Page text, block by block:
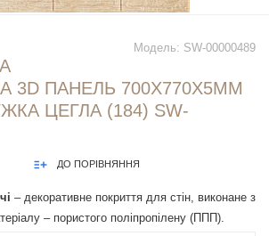
Модель: SW-00000489
3D ПАНЕЛЬ 700Х770Х5ММ
ЦЕГЛА (184) SW-
ДО ПОРІВНЯННЯ
– декоративне покриття для стін, виконане з
– пористого поліпропілену (ППП).